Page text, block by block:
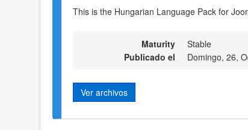
This is the Hungarian Language Pack for
Maturity
Stable
Publicado el
Domingo, 26,
Ver archivos